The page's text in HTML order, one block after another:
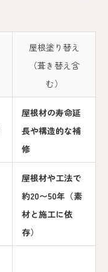
屋根塗り替え
（葺き替え含
む）
屋根材の寿命延
長や構造的な補
修
屋根材や工法で
約20〜50年（素
材と施工に依
存）